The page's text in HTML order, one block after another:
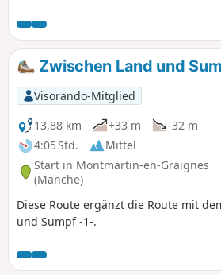
Ausblicke.
Zwischen Land und
Visorando-Mitglied
13,88 km
+33 m
-32 m
4:05 Std.
Mittel
Start in Montmartin-en-Graignes
(Manche)
Diese Route ergänzt die Route mit
und Sumpf -1-.